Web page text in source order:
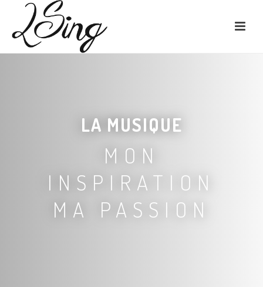
LA MUSIQUE
MON
INSPIRATION
MA PASSION